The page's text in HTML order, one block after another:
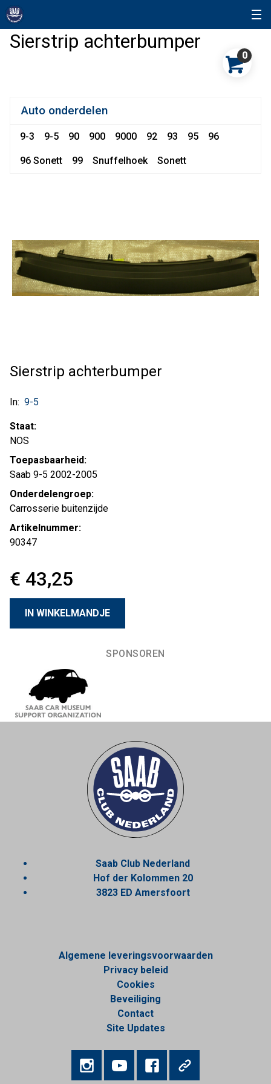
Sierstrip achterbumper
0
Auto onderdelen
9-3 9-5 90 900 9000 92 93 95 96
96 Sonett 99 Snuffelhoek Sonett
Sierstrip achterbumper
In: 9-5
Staat:
NOS
Toepasbaarheid:
Saab 9-5 2002-2005
Onderdelengroep:
Carrosserie buitenzijde
Artikelnummer:
90347
€ 43,25
SPONSOREN
Saab Club Nederland
Hof der Kolommen 20
3823 ED Amersfoort
Algemene leveringsvoorwaarden
Privacy beleid
Cookies
Beveiliging
Contact
Site Updates